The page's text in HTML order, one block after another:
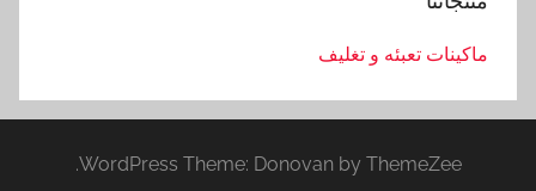
ماكينات تعبئه و تغليف
WordPress Theme: Donovan by ThemeZee.